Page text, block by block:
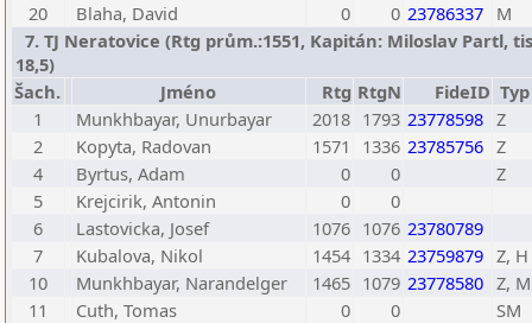
20
Blaha, David 0 0 23786337 M
7. TJ Neratovice (Rtg prům.:1551, Kapitán: Miloslav Partl,
18,5)
Šach.
Jméno Rtg RtgN FideID Typ
1
Munkhbayar, Unurbayar 2018 1793 23778598 Z
2
Kopyta, Radovan 1571 1336 23785756 Z
4
Byrtus, Adam 0 0
Z
5
Krejcirik, Antonin 0
0
6
Lastovicka, Josef 1076 1076 23780789
7
Kubalova, Nikol 1454 1334 23759879 Z, H
10
Munkhbayar, Narandelger 1465 1079 23778580 Z, M
11
Cuth, Tomas 0 0
SM